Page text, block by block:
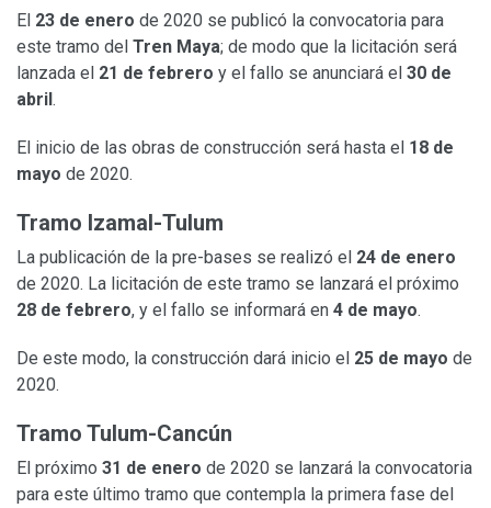
El 23 de enero de 2020 se publicó la convocatoria para
este tramo del Tren Maya; de modo que la licitación será
lanzada el 21 de febrero y el fallo se anunciará el 30 de
abril.
El inicio de las obras de construcción será hasta el 18 de
mayo de 2020.
Tramo Izamal-Tulum
La publicación de la pre-bases se realizó el 24 de enero
de 2020. La licitación de este tramo se lanzará el próximo
28 de febrero, y el fallo se informará en 4 de mayo.
De este modo, la construcción dará inicio el 25 de mayo de
2020.
Tramo Tulum-Cancún
El próximo 31 de enero de 2020 se lanzará la convocatoria
para este último tramo que contempla la primera fase del